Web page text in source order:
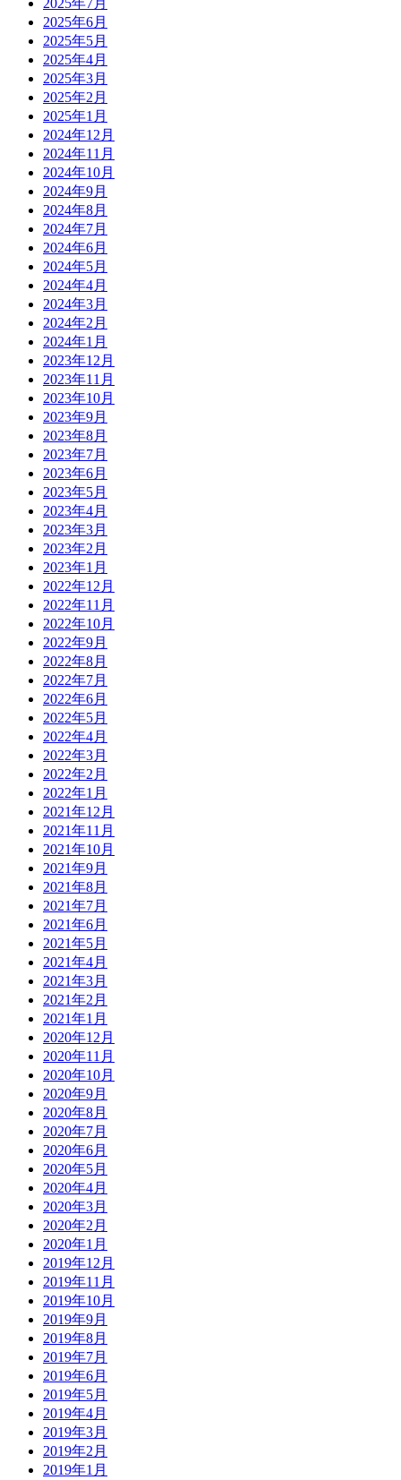
2025年7月
2025年6月
2025年5月
2025年4月
2025年3月
2025年2月
2025年1月
2024年12月
2024年11月
2024年10月
2024年9月
2024年8月
2024年7月
2024年6月
2024年5月
2024年4月
2024年3月
2024年2月
2024年1月
2023年12月
2023年11月
2023年10月
2023年9月
2023年8月
2023年7月
2023年6月
2023年5月
2023年4月
2023年3月
2023年2月
2023年1月
2022年12月
2022年11月
2022年10月
2022年9月
2022年8月
2022年7月
2022年6月
2022年5月
2022年4月
2022年3月
2022年2月
2022年1月
2021年12月
2021年11月
2021年10月
2021年9月
2021年8月
2021年7月
2021年6月
2021年5月
2021年4月
2021年3月
2021年2月
2021年1月
2020年12月
2020年11月
2020年10月
2020年9月
2020年8月
2020年7月
2020年6月
2020年5月
2020年4月
2020年3月
2020年2月
2020年1月
2019年12月
2019年11月
2019年10月
2019年9月
2019年8月
2019年7月
2019年6月
2019年5月
2019年4月
2019年3月
2019年2月
2019年1月